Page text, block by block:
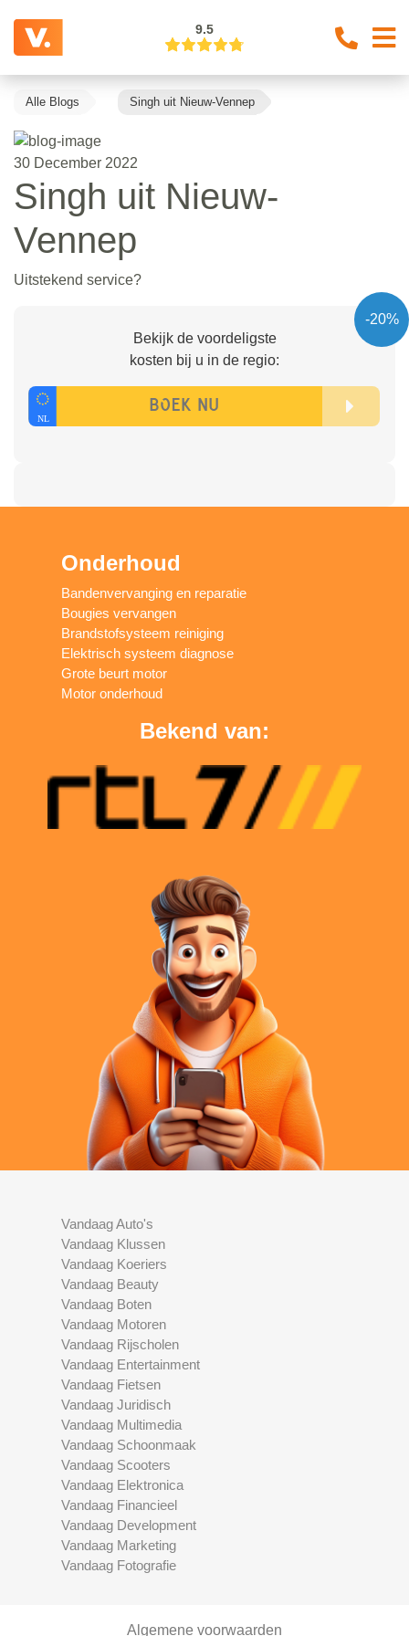
9.5
Alle Blogs Singh uit Nieuw-Vennep
30 December 2022
Singh uit Nieuw-
Vennep
Uitstekend service?
-20%
Bekijk de voordeligste
kosten bij u in de regio:
Onderhoud
Bandenvervanging en reparatie
Bougies vervangen
Brandstofsysteem reiniging
Elektrisch systeem diagnose
Grote beurt motor
Motor onderhoud
Bekend van:
Vandaag Auto's
Vandaag Klussen
Vandaag Koeriers
Vandaag Beauty
Vandaag Boten
Vandaag Motoren
Vandaag Rijscholen
Vandaag Entertainment
Vandaag Fietsen
Vandaag Juridisch
Vandaag Multimedia
Vandaag Schoonmaak
Vandaag Scooters
Vandaag Elektronica
Vandaag Financieel
Vandaag Development
Vandaag Marketing
Vandaag Fotografie
Algemene voorwaarden